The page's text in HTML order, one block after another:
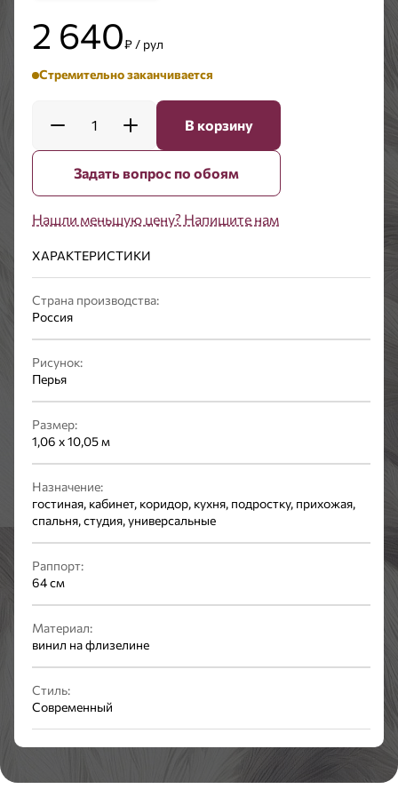
2 640₽ / рул
Стремительно заканчивается
1 В корзину
Задать вопрос по обоям
Нашли меньшую цену? Напишите нам
ХАРАКТЕРИСТИКИ
Страна производства:
Россия
Рисунок:
Перья
Размер:
1,06 x 10,05 м
Назначение:
гостиная, кабинет, коридор, кухня, подростку, прихожая,
спальня, студия, универсальные
Раппорт:
64 см
Материал:
винил на флизелине
Стиль:
Современный